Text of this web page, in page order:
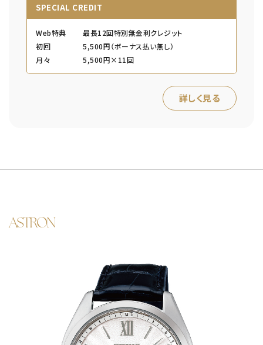
SPECIAL CREDIT
Web特典
最長12回特別無金利クレジット
初回
5,500円（ボーナス払い無し）
月々
5,500円×11回
詳しく見る
ASTRON